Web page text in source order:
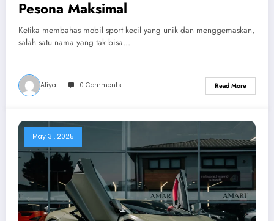
Pesona Maksimal
Ketika membahas mobil sport kecil yang unik dan menggemaskan,
salah satu nama yang tak bisa…
Aliya 0 Comments Read More
May 31, 2025